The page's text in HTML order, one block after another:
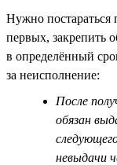
Нужно постараться
первых, закрепить
в определённый
за неисполнение:
После
обязан
невыдачи